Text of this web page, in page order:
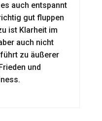
auch entspannt
gut fluppen
ist Klarheit im
auch nicht
zu äußerer
und